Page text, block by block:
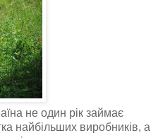
не один рік займає
найбільших виробників, а